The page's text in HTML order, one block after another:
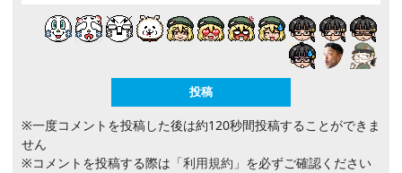
※一度コメントを投稿した後は約120秒間投稿することができま
せん
※コメントを投稿する際は 「利用規約」 を必ずご確認ください